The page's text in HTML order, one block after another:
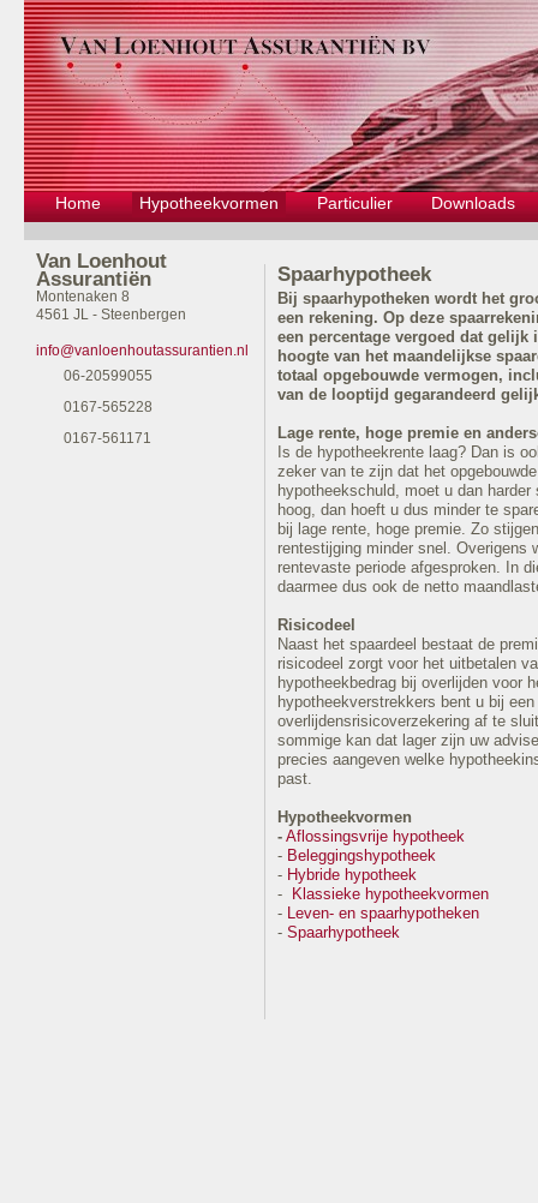
Home Hypotheekvormen Particulier Downloads
Van Loenhout
Assurantiën
Montenaken 8
4561 JL - Steenbergen
info@vanloenhoutassurantien.nl
06-20599055
0167-565228
0167-561171
Spaarhypotheek
Bij spaarhypotheken wordt het
een rekening. Op deze
een percentage vergoed dat gelijk
hoogte van het maandelijkse
totaal opgebouwde vermogen,
van de looptijd gegarandeerd
Lage rente, hoge premie en
Is de hypotheekrente laag? Dan is
zeker van te zijn dat het
hypotheekschuld, moet u dan
hoog, dan hoeft u dus minder te
bij lage rente, hoge premie. Zo
rentestijging minder snel. Overigens
rentevaste periode afgesproken. In
daarmee dus ook de netto
Risicodeel
Naast het spaardeel bestaat de
risicodeel zorgt voor het uitbetalen
hypotheekbedrag bij overlijden voor
hypotheekverstrekkers bent u bij
overlijdensrisicoverzekering af te
sommige kan dat lager zijn uw
precies aangeven welke
past.
Hypotheekvormen
- Aflossingsvrije hypotheek
- Beleggingshypotheek
- Hybride hypotheek
-
Klassieke hypotheekvormen
- Leven- en spaarhypotheken
- Spaarhypotheek